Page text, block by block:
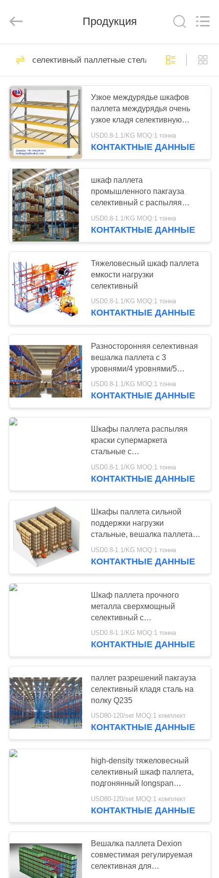
HOME
PRODUCTS
ABOUT
US
FACTORY
TOUR
QUALITY
CONTROL
CONTACT
US
REQUEST
A QUOTE
КАРТА
САЙТА
PRIVACY
POLICY
Rights
by
Сверхмощная
вешалка паллета
селективный
паллетные
стеллажи
78
длинняя вешалка
пяди
58
средств шкаф
обязанности
Свет долг
стеллажей
51
Драйв-ин поддонов
Стеллажи
Промышленные
Workbenches
57
шкаф комода
инструмента
Продукция
селективный паллетные стеллажи
Узкое междурядье шкафов
паллета междурядья очень
узкое кладя селективную
вешалку на полку паллета
USD0.8-1.1/KG MOQ:1 тонна
КОНТАКТНЫЕ ДАННЫЕ
шкаф паллета
промышленного пакгауза
селективный с распыляя
краской, 500kg - 1500kg
USD0.8-1.1/KG MOQ:1 тонна
КОНТАКТНЫЕ ДАННЫЕ
Тяжеловесный шкаф паллета
емкости нагрузки
селективный
USD0.8-1.1/KG MOQ:1 тонна
КОНТАКТНЫЕ ДАННЫЕ
Разносторонняя селективная
вешалка паллета с 3
уровнями/4 уровнями/5
уровнями
USD0.8-1.1/KG MOQ:1 тонна
КОНТАКТНЫЕ ДАННЫЕ
Шкафы паллета распыляя
краски супермаркета
стальные с
грузоподъемником работают,
800KG
USD0.8-1.1/KG MOQ:1 тонна
КОНТАКТНЫЕ ДАННЫЕ
Шкафы паллета сильной
поддержки нагрузки
стальные, вешалка паллета
разрешений хранения
обычная
USD0.8-1.1/KG MOQ:1 тонна
КОНТАКТНЫЕ ДАННЫЕ
Шкаф паллета прочного
металла сверхмощный
селективный с
многоуровневыми полками
USD0.8-1.1/KG MOQ:1 тонна
КОНТАКТНЫЕ ДАННЫЕ
паллет разрешений пакгауза
селективный кладя сталь на
полку Q235
USD80-120/set MOQ:1 комплект
КОНТАКТНЫЕ ДАННЫЕ
high-density тяжеловесный
селективный шкаф паллета,
подгонянный longspan
shelving
USD80-120/set MOQ:1 комплект
КОНТАКТНЫЕ ДАННЫЕ
Вешалка паллета Dexion
совместимая регулируемая
селективная для